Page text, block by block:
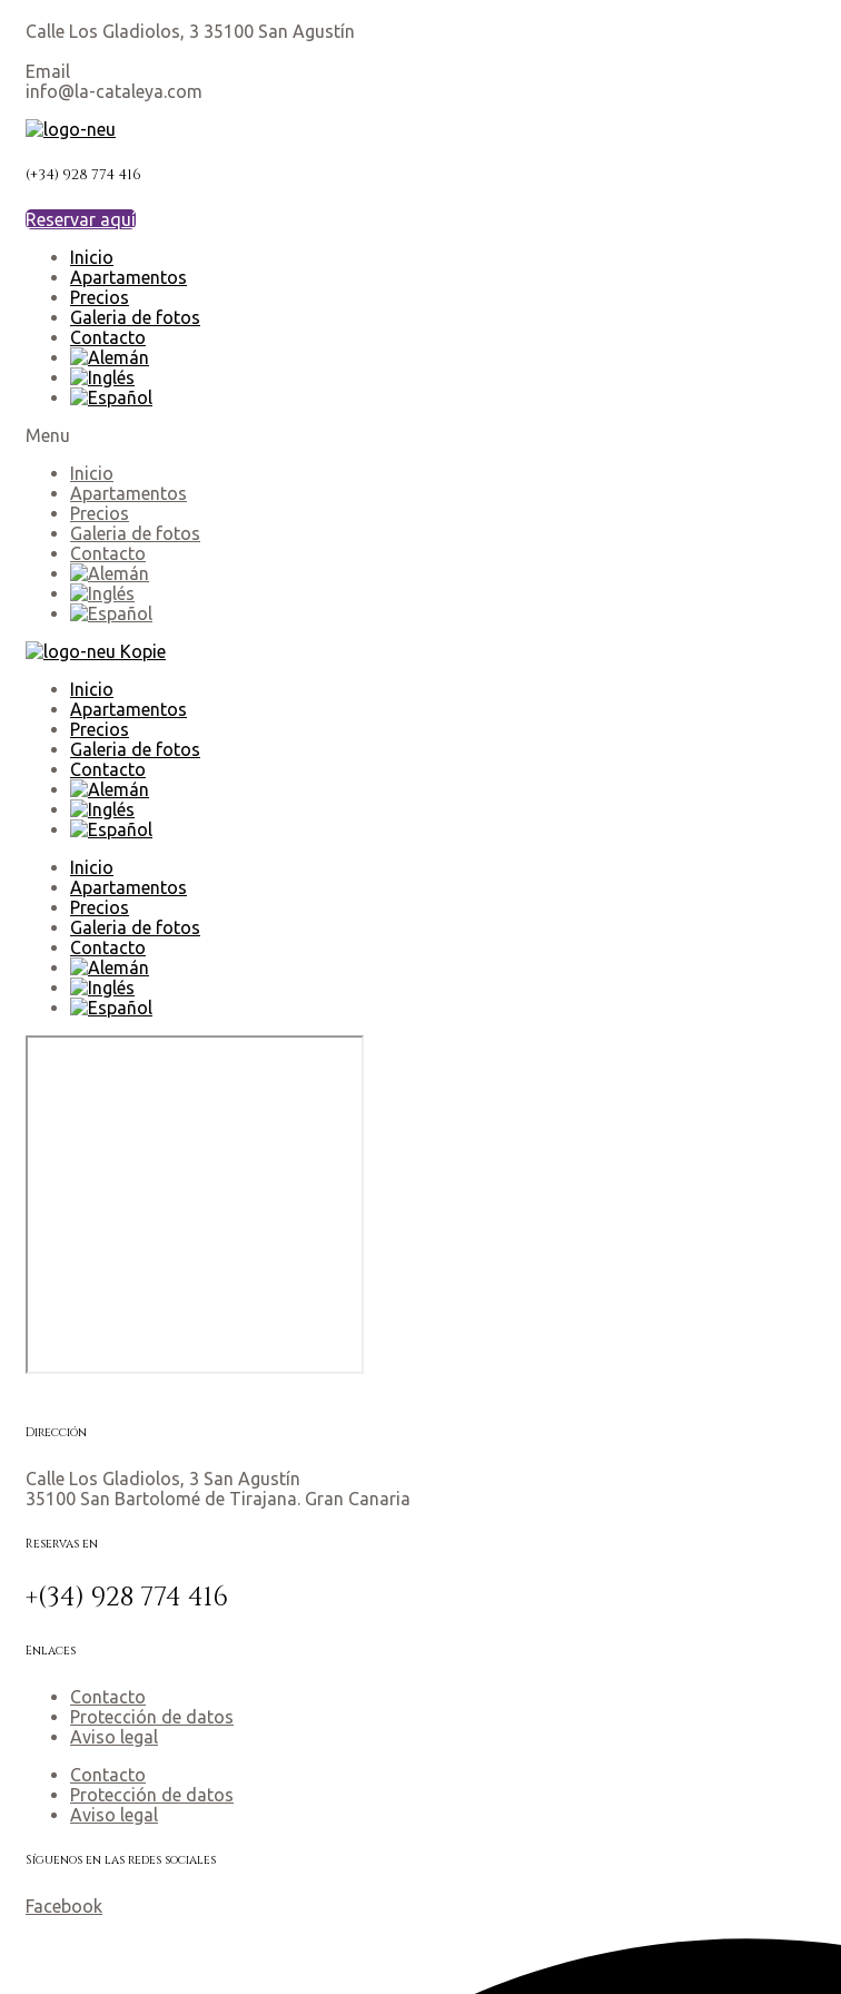
Calle Los Gladiolos, 3 35100 San Agustín
Email
info@la-cataleya.com
(+34) 928 774 416
Reservar aquí
Inicio
Apartamentos
Precios
Galeria de fotos
Contacto
Menu
Inicio
Apartamentos
Precios
Galeria de fotos
Contacto
Inicio
Apartamentos
Precios
Galeria de fotos
Contacto
Inicio
Apartamentos
Precios
Galeria de fotos
Contacto
Dirección
Calle Los Gladiolos, 3 San Agustín
35100 San Bartolomé de Tirajana. Gran Canaria
Reservas en
+(34) 928 774 416
Enlaces
Contacto
Protección de datos
Aviso legal
Contacto
Protección de datos
Aviso legal
Síguenos en las redes sociales
Facebook